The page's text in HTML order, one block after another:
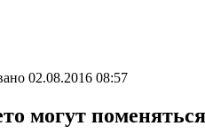
02.08.2016 08:57
могут